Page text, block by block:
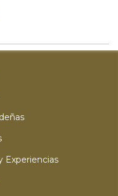
Experiencias